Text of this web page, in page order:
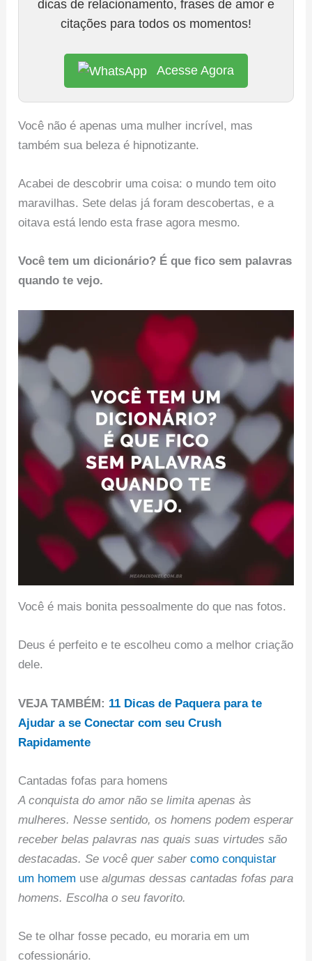
dicas de relacionamento, frases de amor e
citações para todos os momentos!
Acesse Agora
Você não é apenas uma mulher incrível, mas
também sua beleza é hipnotizante.
Acabei de descobrir uma coisa: o mundo tem oito
maravilhas. Sete delas já foram descobertas, e a
oitava está lendo esta frase agora mesmo.
Você tem um dicionário? É que fico sem palavras
quando te vejo.
Você é mais bonita pessoalmente do que nas fotos.
Deus é perfeito e te escolheu como a melhor criação
dele.
VEJA TAMBÉM: 11 Dicas de Paquera para te
Ajudar a se Conectar com seu Crush
Rapidamente
Cantadas fofas para homens
A conquista do amor não se limita apenas às
mulheres. Nesse sentido, os homens podem esperar
receber belas palavras nas quais suas virtudes são
destacadas. Se você quer sabercomo conquistar
um homem usealgumas dessas cantadas fofas para
homens. Escolha o seu favorito.
Se te olhar fosse pecado, eu moraria em um
cofessionário.